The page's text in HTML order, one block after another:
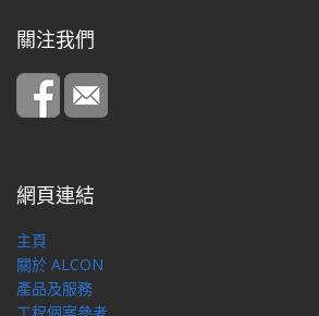
關注我們
網頁連結
主頁
關於 ALCON
產品及服務